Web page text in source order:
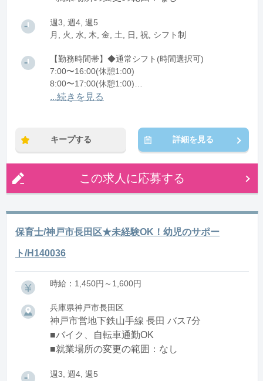
週3, 週4, 週5
月, 火, 水, 木, 金, 土, 日, 祝, シフト制
【勤務時間帯】◆通常シフト(時間選択可)
7:00〜16:00(休憩1:00)
8:00〜17:00(休憩1:00)
12:00〜21:00(休憩1:00)
...続きを見る
キープする 詳細を見る
この求人に応募する
保育士/神戸市長田区★未経験OK！幼児のサポー
ト/H140036
時給：1,450円～1,600円
兵庫県神戸市長田区
神戸市営地下鉄山手線 長田 バス7分
■バイク、自転車通勤OK
■就業場所の変更の範囲：なし
週3, 週4, 週5